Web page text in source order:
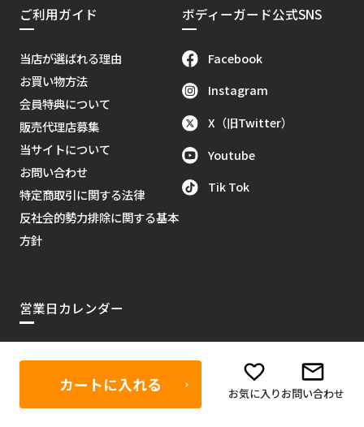
カートに入れる お気に入りお問い合わせ
ご利用ガイド
当店が選ばれる理由
お買い物方法
会員特典について
販売代理店募集
当サイトについて
お問い合わせ
特定商取引に関する法律
反社会的勢力排除に関する基本
方針
ボディーガード公式SNS
Facebook
Instagram
X（旧Twitter）
Youtube
Tik Tok
営業日カレンダー
水 木 金